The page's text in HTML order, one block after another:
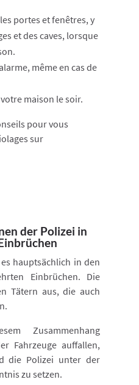
portes et fenêtres, y
et des caves, lorsque
même en cas de
maison le soir.
pour vous
sur
der Polizei in
hauptsächlich in den
Einbrüchen. Die
Tätern aus, die auch
Zusammenhang
Fahrzeuge auffallen,
die Polizei unter der
zu setzen.